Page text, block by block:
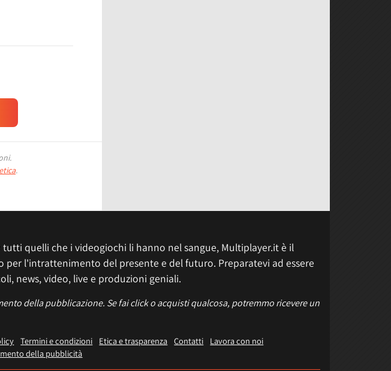
.
quelli che i videogiochi li hanno nel sangue, Multiplayer.it è il
l'intrattenimento del presente e del futuro. Preparatevi ad essere
news, video, live e produzioni geniali.
della pubblicazione. Se fai click o acquisti qualcosa, potremmo ricevere un
Termini e condizioni Etica e trasparenza Contatti
Lavora con noi
della pubblicità